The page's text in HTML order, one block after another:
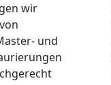
wir
und